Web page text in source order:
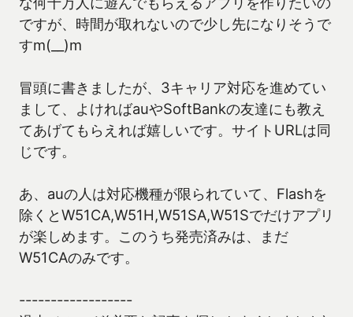
ですが、時間が取れないので少し先になりそうで
すm(__)m
冒頭に書きましたが、3キャリア対応を進めてい
まして、よければauやSoftBankの友達にも教え
てあげてもらえれば嬉しいです。サイトURLは同
じです。
あ、auの人は対応機種が限られていて、Flashを
除くとW51CA,W51H,W51SA,W51Sでだけアプリ
が楽しめます。このうち発売済みは、まだ
W51CAのみです。
------------------